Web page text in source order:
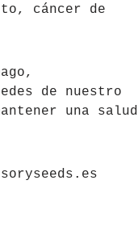
cáncer de
de nuestro
una salud